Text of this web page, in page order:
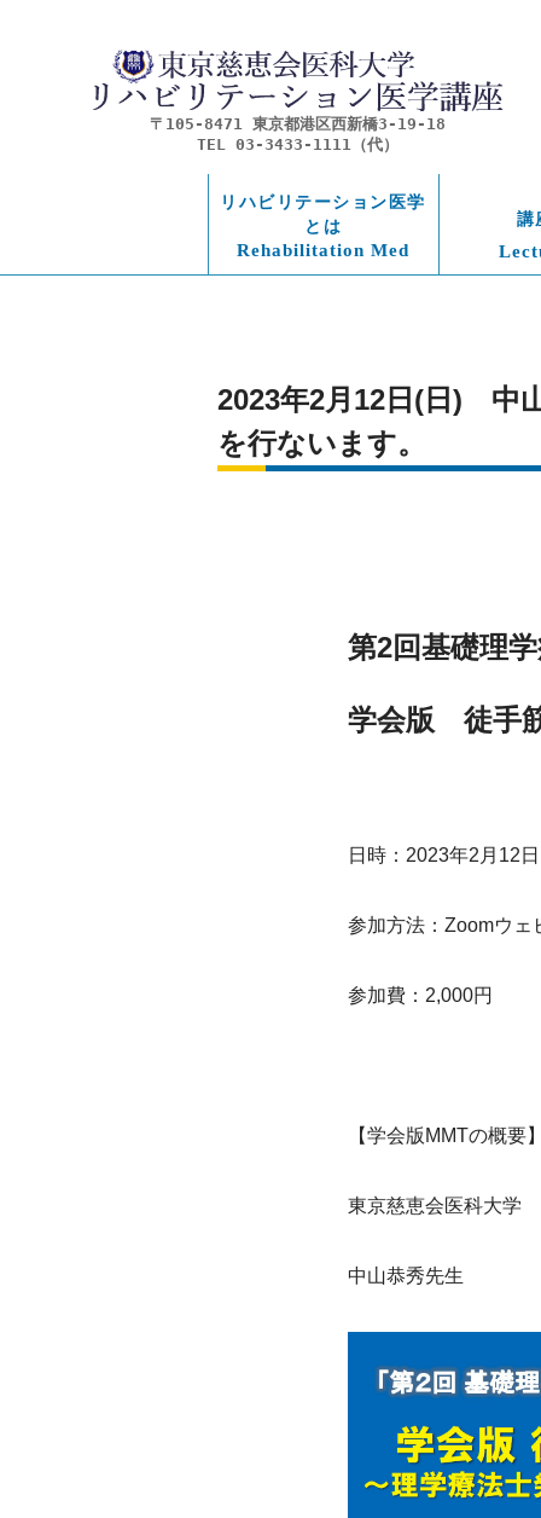
〒105-8471 東京都港区西新橋3-19-18
TEL 03-3433-1111（代）
リハビリテーション医学
とは
Rehabilitation Med
講
2023年2月12日(日)　中
を行ないます。
第2回基礎理
学会版　徒手
日時：2023年2月12
参加方法：Zoomウェ
参加費：2,000円
【学会版MMTの概要
東京慈恵会医科大学
中山恭秀先生